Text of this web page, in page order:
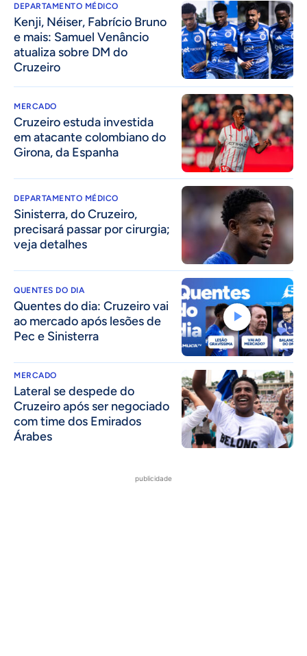
DEPARTAMENTO MÉDICO
Kenji, Néiser, Fabrício Bruno
e mais: Samuel Venâncio
atualiza sobre DM do
Cruzeiro
MERCADO
Cruzeiro estuda investida
em atacante colombiano do
Girona, da Espanha
DEPARTAMENTO MÉDICO
Sinisterra, do Cruzeiro,
precisará passar por cirurgia;
veja detalhes
QUENTES DO DIA
Quentes do dia: Cruzeiro vai
ao mercado após lesões de
Pec e Sinisterra
MERCADO
Lateral se despede do
Cruzeiro após ser negociado
com time dos Emirados
Árabes
publicidade